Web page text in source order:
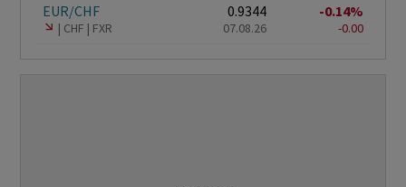
EUR/CHF
CHF FXR
0.9344
07.08.26
-0.14%
-0.00